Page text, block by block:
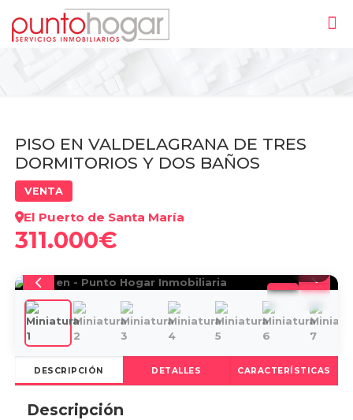
PISO EN VALDELAGRANA DE TRES
DORMITORIOS Y DOS BAÑOS
VENTA
El Puerto de Santa María
311.000€
DESCRIPCIÓN DETALLES CARACTERÍSTICAS
Descripción